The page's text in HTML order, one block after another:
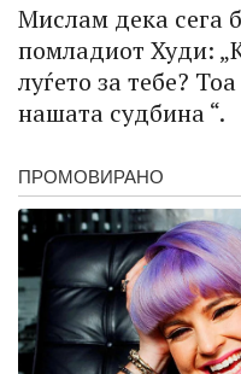
Мислам дека сега
помладиот Худи:
луѓето за тебе?
нашата судбина “.